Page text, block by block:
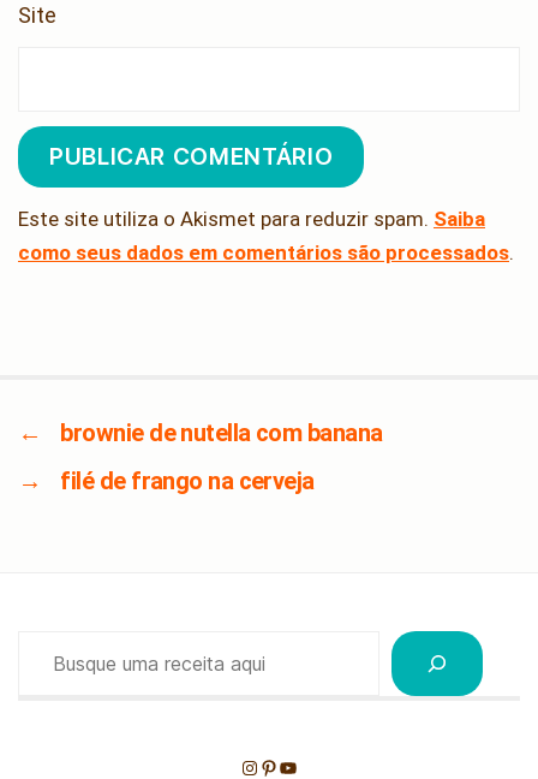
Site
Este site utiliza o Akismet para reduzir spam. Saiba
como seus dados em comentários são processados.
←
brownie de nutella com banana
→
filé de frango na cerveja
Instagram
Pinterest
Youtube